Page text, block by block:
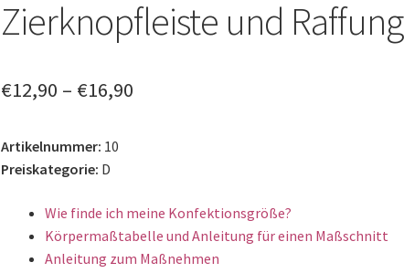
Zierknopfleiste und Raffung
€12,90 – €16,90
Artikelnummer: 10
Preiskategorie: D
Wie finde ich meine Konfektionsgröße?
Körpermaßtabelle und Anleitung für einen Maßschnitt
Anleitung zum Maßnehmen